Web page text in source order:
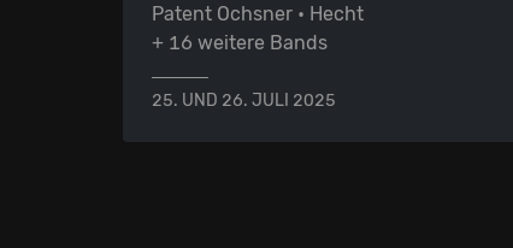
Patent Ochsner • Hecht
+ 16 weitere Bands
25. UND 26. JULI 2025